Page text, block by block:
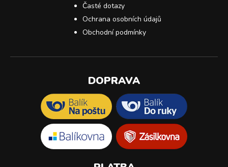
Časté dotazy
Ochrana osobních údajů
Obchodní podmínky
DOPRAVA